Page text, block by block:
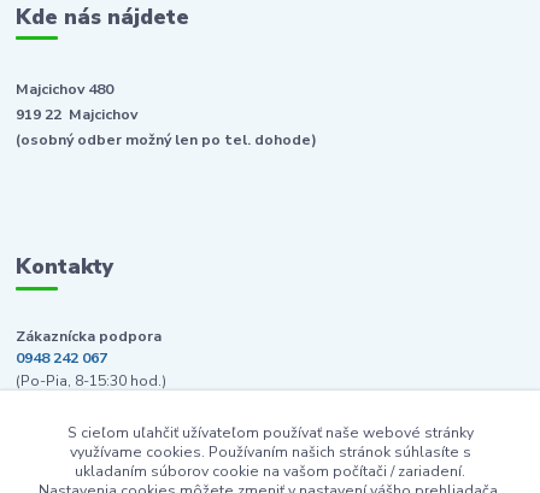
Kde nás nájdete
Majcichov 480
919 22 Majcichov
(osobný odber možný len po tel. dohode)
Kontakty
Zákaznícka podpora
0948 242 067
(Po-Pia, 8-15:30 hod.)
info@pcpredajna.sk
S cieľom uľahčiť užívateľom používať naše webové stránky
využívame cookies. Používaním našich stránok súhlasíte s
ukladaním súborov cookie na vašom počítači / zariadení.